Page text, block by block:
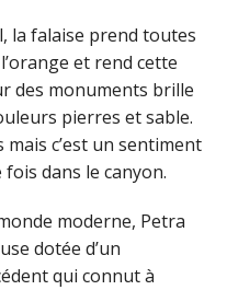
la falaise prend toutes
et rend cette
des monuments brille
pierres et sable.
mais c’est un sentiment
dans le canyon.
moderne, Petra
dotée d’un
qui connut à